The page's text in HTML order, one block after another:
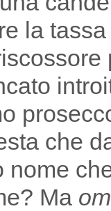
la tassa
che
nome
Ma